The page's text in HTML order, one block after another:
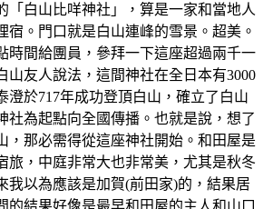
「白山比咩神社」，算是一家和當地人
宿。門口就是白山連峰的雪景。超美。
時間給團員，參拜一下這座超過兩千一
山友人說法，這間神社在全日本有3000
澄於717年成功登頂白山，確立了白山
社為起點向全國傳播。也就是說，想了
，那必需得從這座神社開始。和田屋是
旅，中庭非常大也非常美，尤其是秋冬
我以為應該是加賀(前田家)的，結果居
的結果好像是最早和田屋的主人和山口